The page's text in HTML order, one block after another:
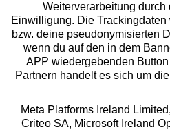
Über uns
Rechtliches
Weiterverarbeitung durch
Einwilligung. Die
bzw. deine pseudonymisierten
wenn du auf den in dem
APP wiedergebenden Button
Partnern handelt es sich um
Meta Platforms Ireland
Criteo SA, Microsoft Ireland